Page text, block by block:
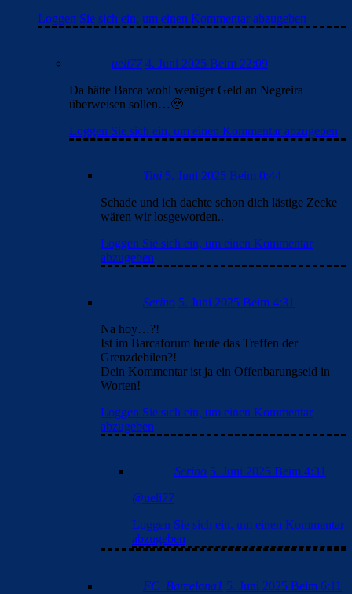
Loggen Sie sich ein, um einen Kommentar abzugeben
ueli77 4. Juni 2025 Beim 22:09
Da hätte Barca wohl weniger Geld an Negreira
überweisen sollen…🥹
Loggen Sie sich ein, um einen Kommentar abzugeben
Tini 5. Juni 2025 Beim 0:44
Schade und ich dachte schon dich lästige Zecke
wären wir losgeworden..
Loggen Sie sich ein, um einen Kommentar
abzugeben
Serino 5. Juni 2025 Beim 4:31
Na hoy…?!
Ist im Barcaforum heute das Treffen der
Grenzdebilen?!
Dein Kommentar ist ja ein Offenbarungseid in
Worten!
Loggen Sie sich ein, um einen Kommentar
abzugeben
Serino 5. Juni 2025 Beim 4:31
@ueli77
Loggen Sie sich ein, um einen Kommentar
abzugeben
FC_Barcelona1 5. Juni 2025 Beim 6:11